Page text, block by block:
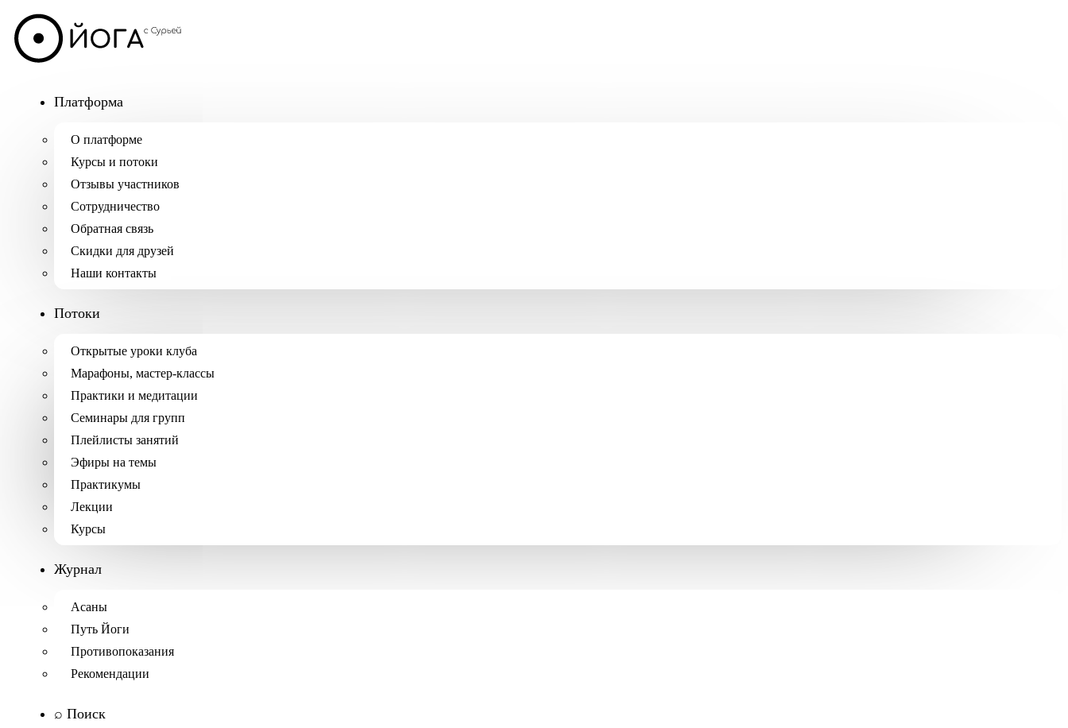
Платформа
О платформе
Курсы и потоки
Отзывы участников
Сотрудничество
Обратная связь
Скидки для друзей
Наши контакты
Потоки
Открытые уроки клуба
Марафоны, мастер-классы
Практики и медитации
Семинары для групп
Плейлисты занятий
Эфиры на темы
Практикумы
Лекции
Курсы
Журнал
Асаны
Путь Йоги
Противопоказания
Рекомендации
⌕ Поиск